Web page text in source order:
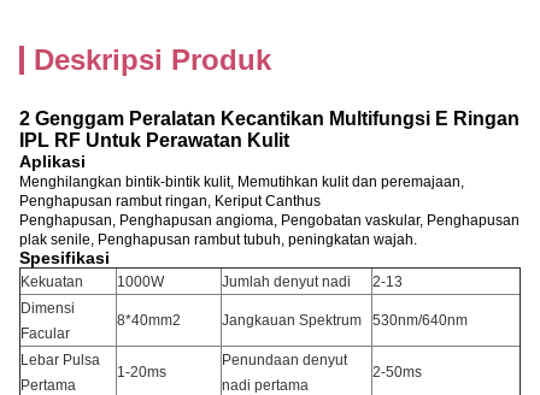
Deskripsi Produk
2 Genggam Peralatan Kecantikan Multifungsi E Ringan
IPL RF Untuk Perawatan Kulit
Aplikasi
Menghilangkan bintik-bintik kulit, Memutihkan kulit dan peremajaan,
Penghapusan rambut ringan, Keriput Canthus
Penghapusan, Penghapusan angioma, Pengobatan vaskular, Penghapusan
plak senile, Penghapusan rambut tubuh, peningkatan wajah.
Spesifikasi
Kekuatan 1000W Jumlah denyut nadi
2-13
Dimensi
Facular
8*40mm2 Jangkauan Spektrum 530nm/640nm
Lebar Pulsa
Pertama
1-20ms
Penundaan denyut
nadi pertama
2-50ms